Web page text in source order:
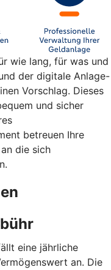
wie lang, für was und
der digitale Anlage-
Vorschlag. Dieses
und sicher
betreuen Ihre
die sich
eine jährliche
an. Die